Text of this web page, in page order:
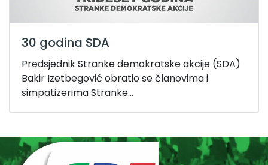
30 godina SDA
Predsjednik Stranke demokratske akcije (SDA)
Bakir Izetbegović obratio se članovima i
simpatizerima Stranke...